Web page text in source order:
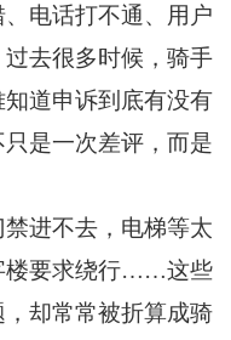
电话打不通、用户
去很多时候，骑手
道申诉到底有没有
是一次差评，而是
不去，电梯等太
楼要求绕行……这些
却常常被折算成骑